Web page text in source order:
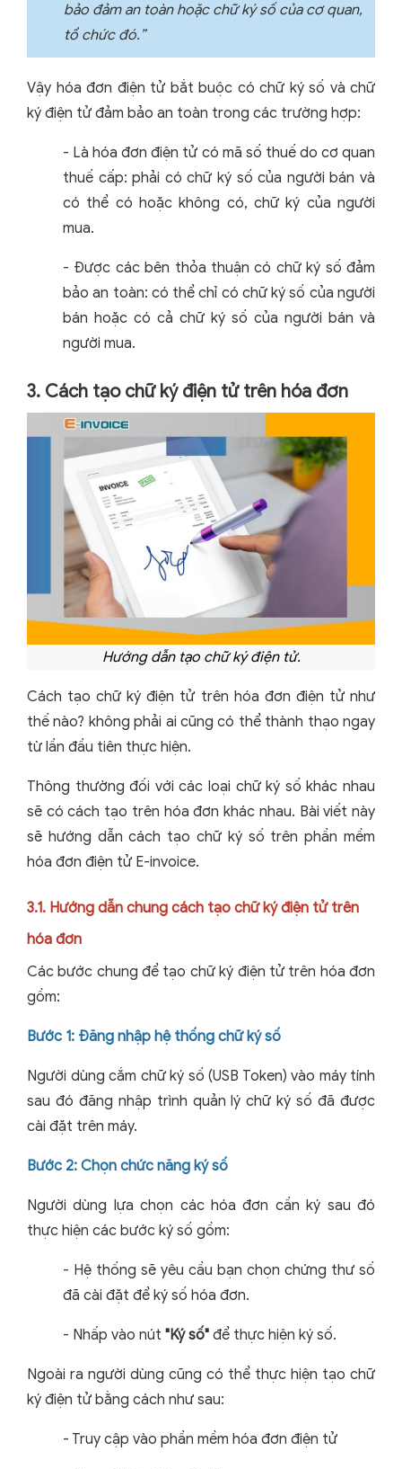
bảo đảm an toàn hoặc chữ ký số của cơ quan,
tổ chức đó.”
Vậy hóa đơn điện tử bắt buộc có chữ ký số và chữ
ký điện tử đảm bảo an toàn trong các trường hợp:
- Là hóa đơn điện tử có mã số thuế do cơ quan
thuế cấp: phải có chữ ký số của người bán và
có thể có hoặc không có, chữ ký của người
mua.
- Được các bên thỏa thuận có chữ ký số đảm
bảo an toàn: có thể chỉ có chữ ký số của người
bán hoặc có cả chữ ký số của người bán và
người mua.
3. Cách tạo chữ ký điện tử trên hóa đơn
Hướng dẫn tạo chữ ký điện tử.
Cách tạo chữ ký điện tử trên hóa đơn điện tử như
thế nào? không phải ai cũng có thể thành thạo ngay
từ lần đầu tiên thực hiện.
Thông thường đối với các loại chữ ký số khác nhau
sẽ có cách tạo trên hóa đơn khác nhau. Bài viết này
sẽ hướng dẫn cách tạo chữ ký số trên phần mềm
hóa đơn điện tử E-invoice.
3.1. Hướng dẫn chung cách tạo chữ ký điện tử trên
hóa đơn
Các bước chung để tạo chữ ký điện tử trên hóa đơn
gồm:
Bước 1: Đăng nhập hệ thống chữ ký số
Người dùng cắm chữ ký số (USB Token) vào máy tính
sau đó đăng nhập trình quản lý chữ ký số đã được
cài đặt trên máy.
Bước 2: Chọn chức năng ký số
Người dùng lựa chọn các hóa đơn cần ký sau đó
thực hiện các bước ký số gồm:
- Hệ thống sẽ yêu cầu bạn chọn chứng thư số
đã cài đặt để ký số hóa đơn.
- Nhấp vào nút "Ký số" để thực hiện ký số.
Ngoài ra người dùng cũng có thể thực hiện tạo chữ
ký điện tử bằng cách như sau:
- Truy cập vào phần mềm hóa đơn điện tử